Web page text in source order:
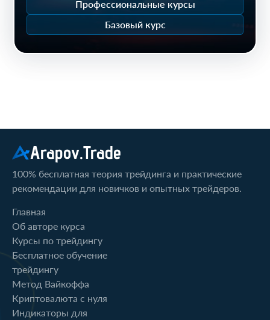
Профессиональные курсы
Базовый курс
Arapov.Trade
100% бесплатная теория трейдинга и практические
рекомендации для новичков и опытных трейдеров.
Главная
Об авторе курса
Курсы по трейдингу
Бесплатное обучение
трейдингу
Метод Вайкоффа
Криптовалюта с нуля
Индикаторы для